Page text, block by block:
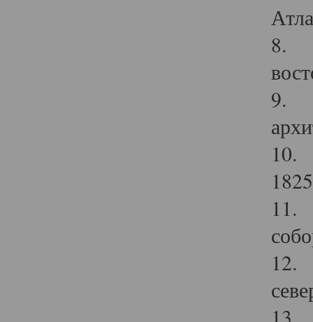
8.
9.
10.
11.
12.